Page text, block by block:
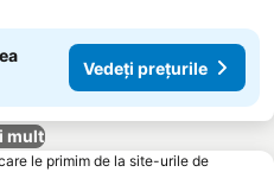
Vedeți prețurile
mult
le primim de la site-urile de